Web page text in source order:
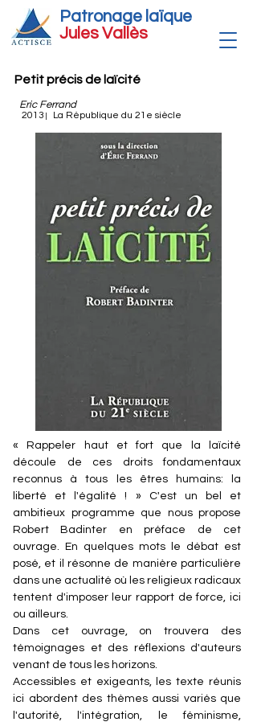
Patronage laïque
Jules Vallès
Petit précis de laïcité
Eric Ferrand
2013 La République du 21e siècle
« Rappeler haut et fort que la laïcité
découle de ces droits fondamentaux
reconnus à tous les êtres humains: la
liberté et l'égalité ! » C'est un bel et
ambitieux programme que nous propose
Robert Badinter en préface de cet
ouvrage. En quelques mots le débat est
posé, et il résonne de manière particulière
dans une actualité où les religieux radicaux
tentent d'imposer leur rapport de force, ici
ou ailleurs.
Dans cet ouvrage, on trouvera des
témoignages et des réflexions d'auteurs
venant de tous les horizons.
Accessibles et exigeants, les texte réunis
ici abordent des thèmes aussi variés que
l'autorité, l'intégration, le féminisme,